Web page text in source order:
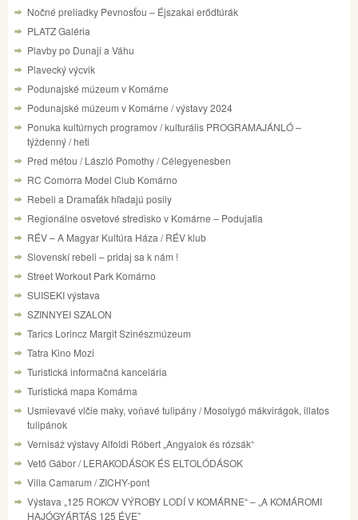
Nočné preliadky Pevnosťou – Éjszakai erődtúrák
PLATZ Galéria
Plavby po Dunaji a Váhu
Plavecký výcvik
Podunajské múzeum v Komárne
Podunajské múzeum v Komárne / výstavy 2024
Ponuka kultúrnych programov / kulturális PROGRAMAJÁNLÓ –
týždenný / heti
Pred métou / László Pomothy / Célegyenesben
RC Comorra Model Club Komárno
Rebeli a Dramaťák hľadajú posily
Regionálne osvetové stredisko v Komárne – Podujatia
RÉV – A Magyar Kultúra Háza / RÉV klub
Slovenskí rebeli – pridaj sa k nám !
Street Workout Park Komárno
SUISEKI výstava
SZINNYEI SZALON
Tarics Lorincz Margit Szinészmúzeum
Tatra Kino Mozi
Turistická informačná kancelária
Turistická mapa Komárna
Usmievavé vlčie maky, voňavé tulipány / Mosolygó mákvirágok, illatos
tulipánok
Vernisáž výstavy Alfoldi Róbert „Angyalok és rózsák“
Vető Gábor / LERAKODÁSOK ÉS ELTOLÓDÁSOK
Villa Camarum / ZICHY-pont
Výstava „125 ROKOV VÝROBY LODÍ V KOMÁRNE“ – „A KOMÁROMI
HAJÓGYÁRTÁS 125 ÉVE”